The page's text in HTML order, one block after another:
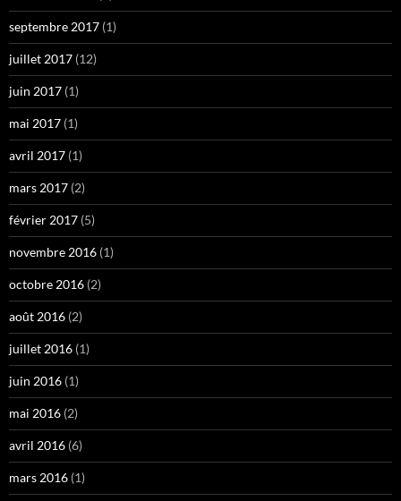
septembre 2017 (1)
juillet 2017 (12)
juin 2017 (1)
mai 2017 (1)
avril 2017 (1)
mars 2017 (2)
février 2017 (5)
novembre 2016 (1)
octobre 2016 (2)
août 2016 (2)
juillet 2016 (1)
juin 2016 (1)
mai 2016 (2)
avril 2016 (6)
mars 2016 (1)